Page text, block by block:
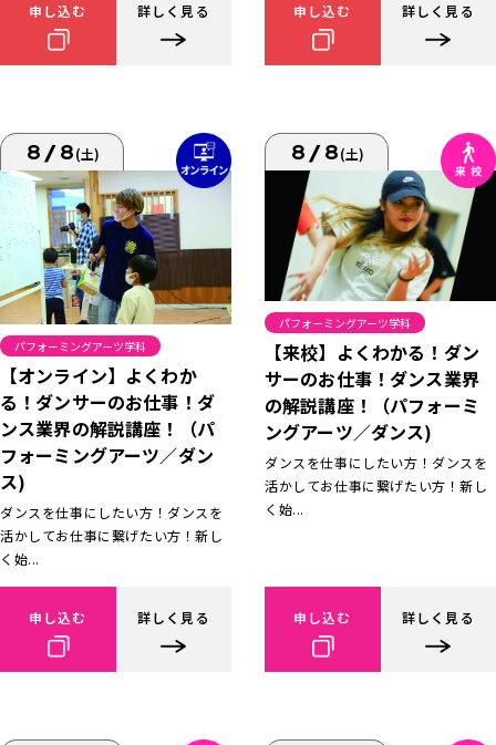
申し込む 詳しく見る 申し込む 詳しく見る
8/8(土)
パフォーミングアーツ学科
【オンライン】よくわか
る！ダンサーのお仕事！ダ
ンス業界の解説講座！（パ
フォーミングアーツ／ダン
ス)
ダンスを仕事にしたい方！ダンスを
活かしてお仕事に繋げたい方！新し
く始...
申し込む 詳しく見る
8/8(土)
パフォーミングアーツ学科
【来校】よくわかる！ダン
サーのお仕事！ダンス業界
の解説講座！（パフォーミ
ングアーツ／ダンス)
ダンスを仕事にしたい方！ダンスを
活かしてお仕事に繋げたい方！新し
く始...
申し込む 詳しく見る